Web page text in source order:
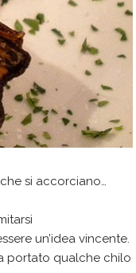
si accorciano…
un’idea vincente.
portato qualche chilo